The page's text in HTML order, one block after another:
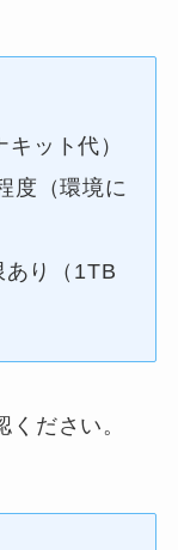
ット代）
度（環境に
あり（1TB
ください。